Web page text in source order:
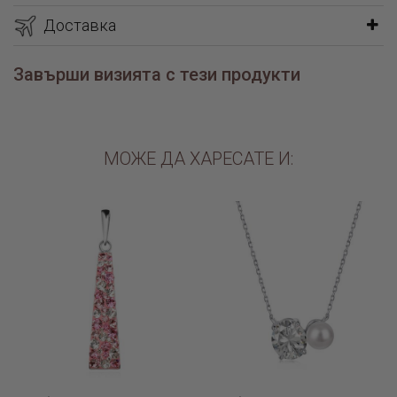
опаковка, придружено от сертификат за произход и качество.
Доставка
Завърши визията с тези продукти
МОЖЕ ДА ХАРЕСАТЕ И: